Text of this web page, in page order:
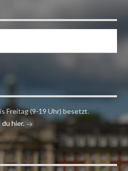
Freitag (9-19 Uhr) besetzt.
hier.